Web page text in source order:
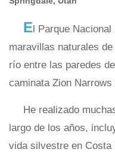
El Parque
maravillas naturales
río entre las paredes
caminata Zion
He realizado
largo de los años,
vida silvestre en